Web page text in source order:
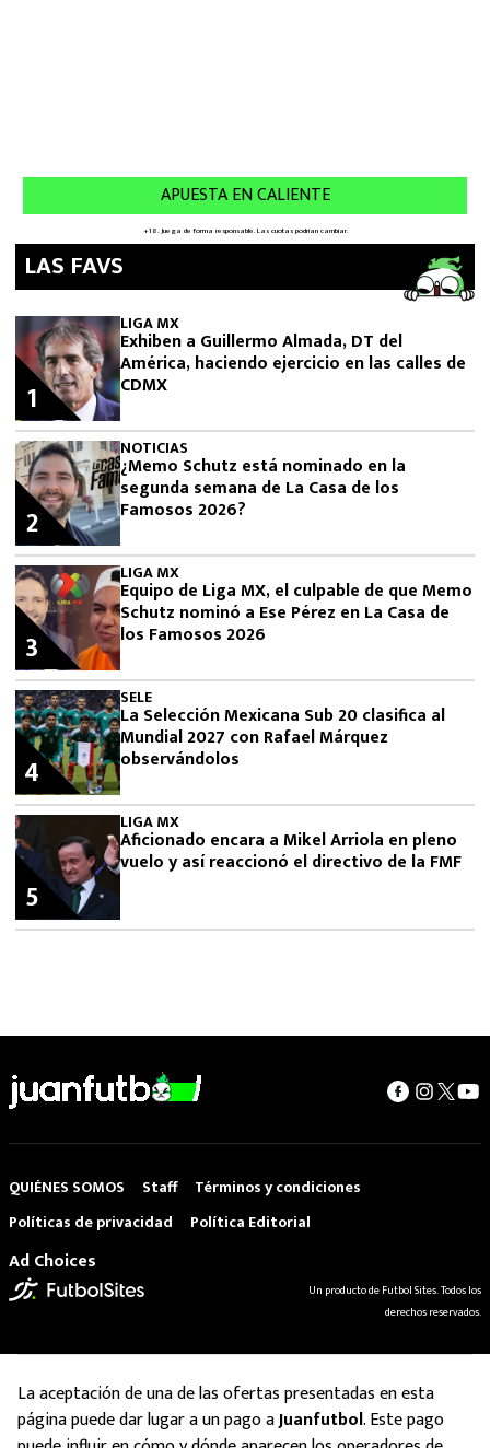
LAS FAVS
LIGA MX
Exhiben a Guillermo Almada, DT del
América, haciendo ejercicio en las calles de
CDMX
1
NOTICIAS
¿Memo Schutz está nominado en la
segunda semana de La Casa de los
Famosos 2026?
2
LIGA MX
Equipo de Liga MX, el culpable de que Memo
Schutz nominó a Ese Pérez en La Casa de
los Famosos 2026
3
SELE
La Selección Mexicana Sub 20 clasifica al
Mundial 2027 con Rafael Márquez
observándolos
4
LIGA MX
Aficionado encara a Mikel Arriola en pleno
vuelo y así reaccionó el directivo de la FMF
5
QUIÉNES SOMOS Staff
Términos y condiciones
Políticas de privacidad
Política Editorial
Ad Choices
Un producto de Futbol Sites. Todos los
derechos reservados.
La aceptación de una de las ofertas presentadas en esta
página puede dar lugar a un pago aJuanfutbol. Este pago